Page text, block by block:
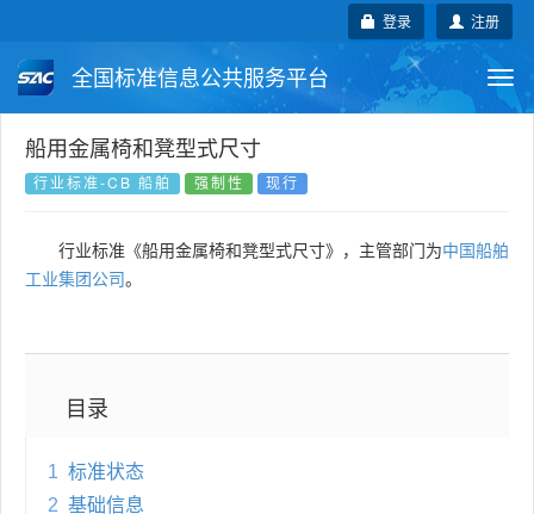
注册
登录
全国标准信息公共服务平台
国家标准 行业标准
国外标准 技术委员会
船用金属椅和凳型式尺寸
行业标准-CB 船舶 强制性 现行
行业标准《船用金属椅和凳型式尺寸》，主管部门为中国船舶
工业集团公司。
目录
1 标准状态
2 基础信息